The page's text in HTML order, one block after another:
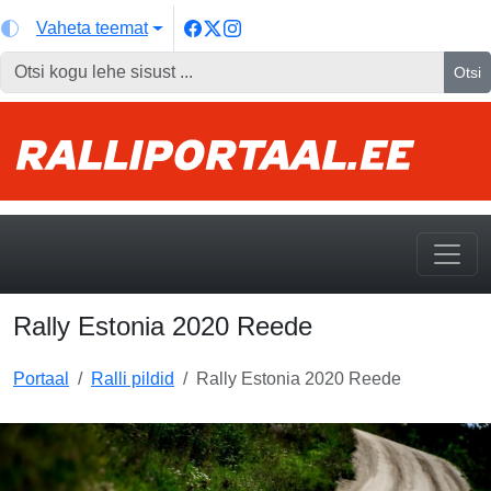
Vaheta teemat
Otsi
Rally Estonia 2020 Reede
Portaal Ralli pildid Rally Estonia 2020 Reede